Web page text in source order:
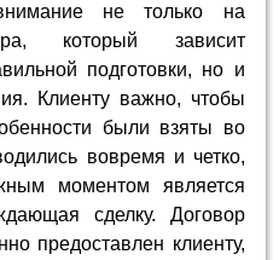
не только на
который зависит
подготовки, но и
Клиенту важно, чтобы
были взяты во
вовремя и четко,
моментом является
сделку. Договор
предоставлен клиенту,